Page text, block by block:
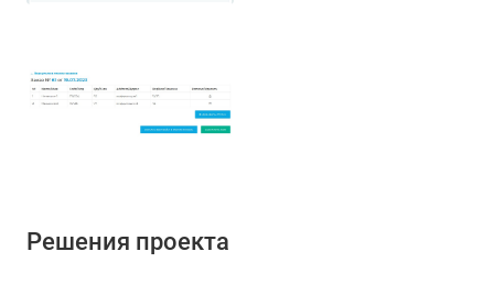
Решения проекта